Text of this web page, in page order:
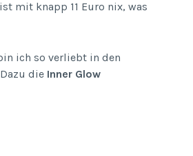
mit knapp 11 Euro nix, was
ich so verliebt in den
die Inner Glow